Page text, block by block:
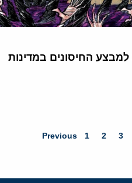
החיסונים במדינות
Previous 1 2 3